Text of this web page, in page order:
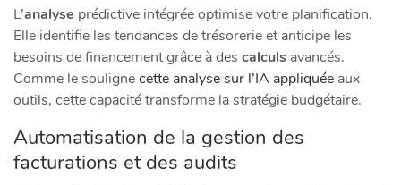
L’analyse prédictive intégrée optimise votre planification.
Elle identifie les tendances de trésorerie et anticipe les
besoins de financement grâce à des calculs avancés.
Comme le soulignecette analyse sur l’IA appliquée aux
outils, cette capacité transforme la stratégie budgétaire.
Automatisation de la gestion des
facturations et des audits